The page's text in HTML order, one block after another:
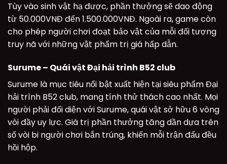
Tùy vào sinh vật hạ được, phần thưởng sẽ dao động
từ 50.000VNĐ đến 1.500.000VNĐ. Ngoài ra, game còn
cho phép người chơi đoạt bảo vật của mỗi đối tượng
truy nã với những vật phẩm trị giá hấp dẫn.
Surume – Quái vật Đại hải trình B52 club
Surume là mục tiêu nổi bật xuất hiện tại siêu phẩm Đại
hải trình B52 club, mang tính thử thách cao nhất. Mọi
người phải đối diện với Surume, quái vật sở hữu 6 vòng
vòi đầy uy lực. Giá trị phần thưởng tăng dần dựa trên
số vòi bi người chơi bắn trúng, khiến mỗi trận đấu đều
hồi hộp.